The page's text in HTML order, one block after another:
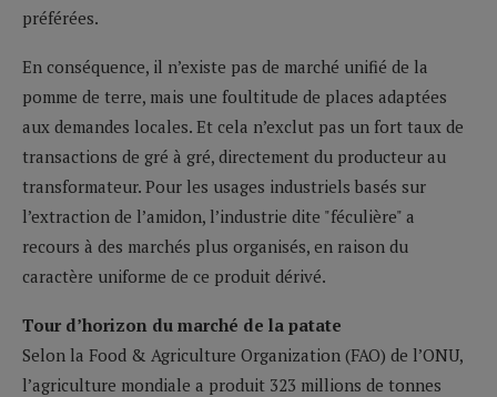
préférées.
En conséquence, il n’existe pas de marché unifié de la
pomme de terre, mais une foultitude de places adaptées
aux demandes locales. Et cela n’exclut pas un fort taux de
transactions de gré à gré, directement du producteur au
transformateur. Pour les usages industriels basés sur
l’extraction de l’amidon, l’industrie dite "féculière" a
recours à des marchés plus organisés, en raison du
caractère uniforme de ce produit dérivé.
Tour d’horizon du marché de la patate
Selon la Food & Agriculture Organization (FAO) de l’ONU,
l’agriculture mondiale a produit 323 millions de tonnes